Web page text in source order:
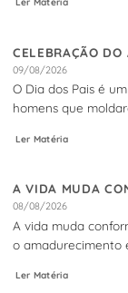
Ler Matéria
CELEBRAÇÃO
09/08/2026
O Dia dos Pais é
homens que
Ler Matéria
A VIDA MUDA
08/08/2026
A vida muda
o amadurecimento
Ler Matéria